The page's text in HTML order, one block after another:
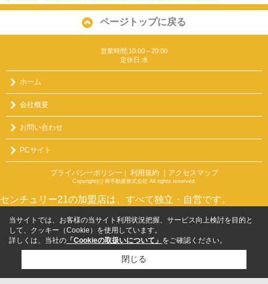
ページトップに戻る
営業時間:10:00～20:00
定休日:水
ホーム
会社概要
お問い合わせ
PCサイト
プライバシーポリシー ｜ 利用規約 ｜アクセスマップ
Copyright(c) 寿不動産株式会社 All rights reserved.
センチュリー21の加盟店は、すべて独立・自営です。
当サイトでは、お客様の当サイト利用状況把握、サービス向上検討を目的と
して、クッキー（Cookie）を使用しています。
詳しくは、当社の 「Cookieの取扱いについて」 をご確認ください。
閉じる